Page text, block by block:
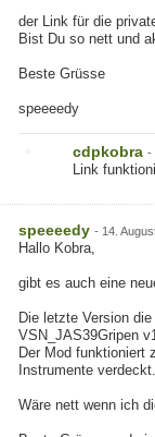
der Link für die
Bist Du so nett und
Beste Grüsse
speeeedy
cdpkobra -
Link
speeeedy - 14.
Hallo Kobra,
gibt es auch eine
Die letzte Version
VSN_JAS39Gripen
Der Mod funktioniert
Instrumente verdeckt.
Wäre nett wenn ich